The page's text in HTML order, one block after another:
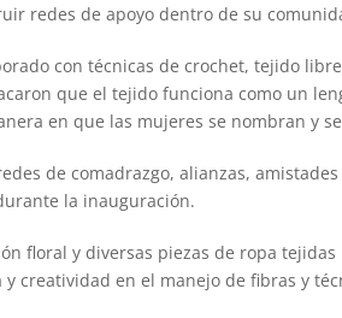
redes de apoyo dentro de su
con técnicas de crochet, tejido
que el tejido funciona como un
en que las mujeres se nombran y
de comadrazgo, alianzas,
la inauguración.
floral y diversas piezas de ropa
creatividad en el manejo de fibras y